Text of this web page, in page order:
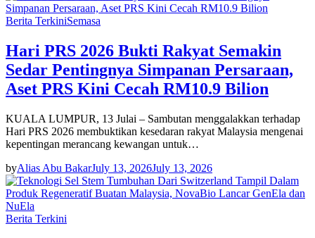
Berita TerkiniSemasa
Hari PRS 2026 Bukti Rakyat Semakin
Sedar Pentingnya Simpanan Persaraan,
Aset PRS Kini Cecah RM10.9 Bilion
KUALA LUMPUR, 13 Julai – Sambutan menggalakkan terhadap
Hari PRS 2026 membuktikan kesedaran rakyat Malaysia mengenai
kepentingan merancang kewangan untuk…
byAlias Abu BakarJuly 13, 2026July 13, 2026
Berita Terkini